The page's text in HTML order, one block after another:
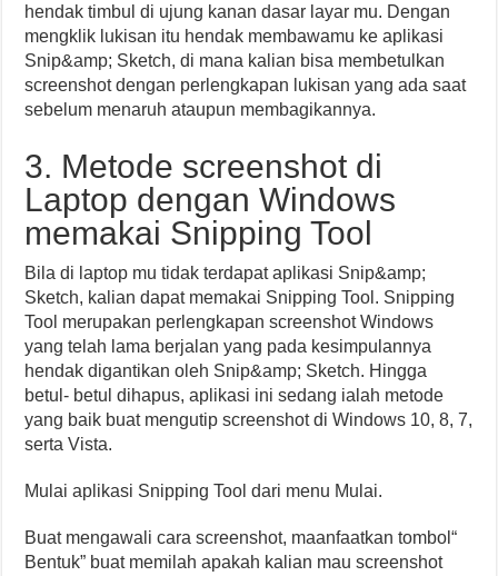
hendak timbul di ujung kanan dasar layar mu. Dengan
mengklik lukisan itu hendak membawamu ke aplikasi
Snip&amp; Sketch, di mana kalian bisa membetulkan
screenshot dengan perlengkapan lukisan yang ada saat
sebelum menaruh ataupun membagikannya.
3. Metode screenshot di
Laptop dengan Windows
memakai Snipping Tool
Bila di laptop mu tidak terdapat aplikasi Snip&amp;
Sketch, kalian dapat memakai Snipping Tool. Snipping
Tool merupakan perlengkapan screenshot Windows
yang telah lama berjalan yang pada kesimpulannya
hendak digantikan oleh Snip&amp; Sketch. Hingga
betul- betul dihapus, aplikasi ini sedang ialah metode
yang baik buat mengutip screenshot di Windows 10, 8, 7,
serta Vista.
Mulai aplikasi Snipping Tool dari menu Mulai.
Buat mengawali cara screenshot, maanfaatkan tombol“
Bentuk” buat memilah apakah kalian mau screenshot